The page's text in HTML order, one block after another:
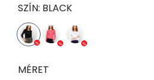
SZÍN: BLACK
MÉRET